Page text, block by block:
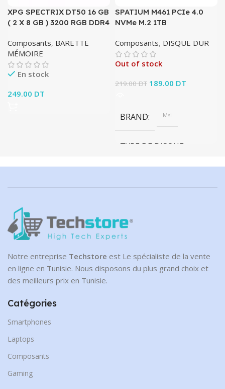
XPG SPECTRIX DT50 16 GB
( 2 X 8 GB ) 3200 RGB DDR4
Composants, BARETTE
MÉMOIRE
En stock
249.00 DT
SPATIUM M461 PCIe 4.0
NVMe M.2 1TB
Composants, DISQUE DUR
Out of stock
219.00DT Le prix initial était :
189.00 DT
BRAND Msi
TYPE DE DISQUE
1 To
Notre entreprise Techstore est Le spécialiste de la vente
en ligne en Tunisie. Nous disposons du plus grand choix et
des meilleurs prix en Tunisie.
Catégories
Smartphones
Laptops
Composants
Gaming